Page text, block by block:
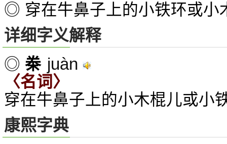
◎ 穿在牛鼻子上的小铁环或小
详细字义解释
◎ 桊 juàn
〈名词〉
穿在牛鼻子上的小木棍儿或小
康熙字典